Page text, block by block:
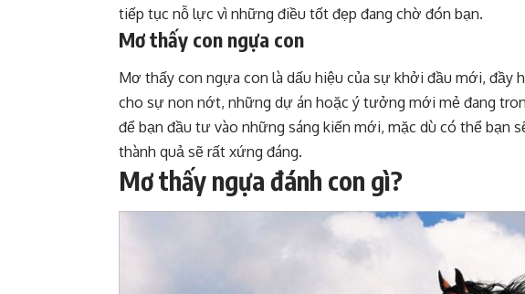
tiếp tục nỗ lực vì những điều tốt đẹp đang chờ đón bạn.
Mơ thấy con ngựa con
Mơ thấy con ngựa con là dấu hiệu của sự khởi đầu mới, đầy
cho sự non nớt, những dự án hoặc ý tưởng mới mẻ đang
để bạn đầu tư vào những sáng kiến mới, mặc dù có thể bạn
thành quả sẽ rất xứng đáng.
Mơ thấy ngựa đánh con gì?